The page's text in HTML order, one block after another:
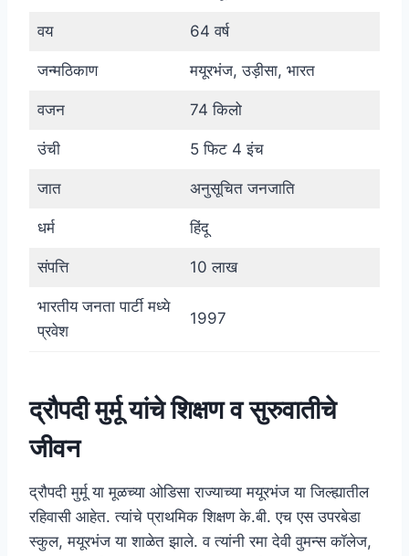
वय 64 वर्ष
जन्मठिकाण मयूरभंज, उड़ीसा, भारत
वजन 74 किलो
उंची 5 फिट 4 इंच
जात अनुसूचित जनजाति
धर्म हिंदू
संपत्ति 10 लाख
भारतीय जनता पार्टी मध्ये
प्रवेश
1997
द्रौपदी मुर्मू यांचे शिक्षण व सुरुवातीचे
जीवन
द्रौपदी मुर्मू या मूळच्या ओडिसा राज्याच्या मयूरभंज या जिल्ह्यातील
रहिवासी आहेत. त्यांचे प्राथमिक शिक्षण के.बी. एच एस उपरबेडा
स्कुल, मयूरभंज या शाळेत झाले. व त्यांनी रमा देवी वुमन्स कॉलेज,